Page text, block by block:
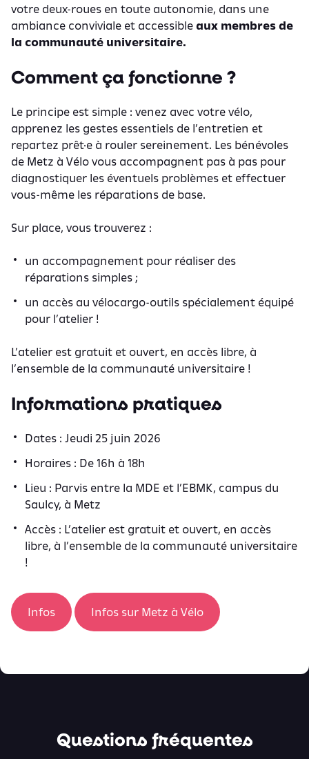
votre deux-roues en toute autonomie, dans une
ambiance conviviale et accessible aux membres de
la communauté universitaire.
Comment ça fonctionne ?
Le principe est simple : venez avec votre vélo,
apprenez les gestes essentiels de l’entretien et
repartez prêt·e à rouler sereinement. Les bénévoles
de Metz à Vélo vous accompagnent pas à pas pour
diagnostiquer les éventuels problèmes et effectuer
vous-même les réparations de base.
Sur place, vous trouverez :
un accompagnement pour réaliser des
réparations simples ;
un accès au vélocargo-outils spécialement équipé
pour l’atelier !
L’atelier est gratuit et ouvert, en accès libre, à
l’ensemble de la communauté universitaire !
Informations pratiques
Dates : Jeudi 25 juin 2026
Horaires : De 16h à 18h
Lieu : Parvis entre la MDE et l’EBMK, campus du
Saulcy, à Metz
Accès : L’atelier est gratuit et ouvert, en accès
libre, à l’ensemble de la communauté universitaire
!
Infos Infos sur Metz à Vélo
Questions fréquentes